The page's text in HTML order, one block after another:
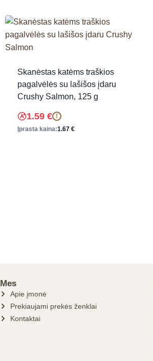
Skanėstas katėms traškios
pagalvėlės su lašišos įdaru
Crushy Salmon, 125 g
1.59 € !
Įprasta kaina:1.67 €
Mes
Apie įmonė
Prekiaujami prekės ženklai
Kontaktai